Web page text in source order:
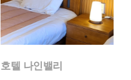
호텔 나인밸리